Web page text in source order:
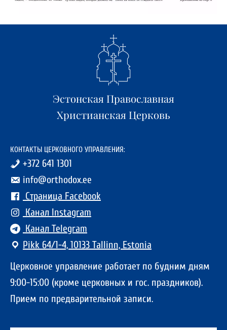
Эстонская Православная
Христианская Церковь
КОНТАКТЫ ЦЕРКОВНОГО УПРАВЛЕНИЯ:
+372 641 1301
info@orthodox.ee
Страница Facebook
Канал Instagram
Канал Telegram
Pikk 64/1-4, 10133 Tallinn, Estonia
Церковное управление работает по будним дням
9:00-15:00 (кроме церковных и гос. праздников).
Прием по предварительной записи.